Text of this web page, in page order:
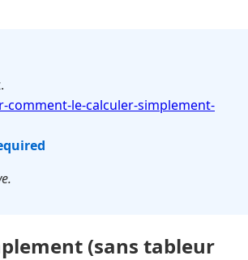
le-calculer-simplement-
(sans tableur